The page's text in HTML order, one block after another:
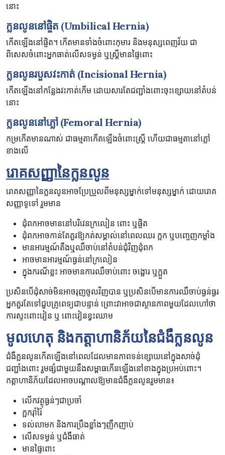
នោះ
ក្លនលូន​នៅ​ផ្ចិត (Umbilical Hernia)
កើត​ឡើង​នៅ​ផ្ចិត។ កើត​មាន​ទាំង​ចំពោះ​កុមារ និង​មនុស្ស​ពេញវ័យ ជា
ពិសេស​ចំពោះ​អ្នក​ធាត់​លើស​ទម្ងន់ ឬ​ស្ត្រី​មាន​ផ្ទៃពោះ
ក្លនលូនរបួសវះកាត់ (Incisional Hernia)
កើត​ឡើង​នៅ​កន្លែង​វះកាត់​កើម ដោយសារ​តែ​ជញ្ជាំង​ពោះ​ចុះខ្សោយ​នៅ​តំបន់​
នោះ
ក្លនលូន​នៅ​ភ្លៅ (Femoral Hernia)
កម្រ​កើត​មាន​ណាស់ ជាធម្មតា​កើត​ឡើង​ចំពោះ​ស្ត្រី ហើយ​ជាធម្មតា​នៅ​ភ្លៅ​
ខាងលើ
រោគសញ្ញា​នៃ​ក្លនលូន
រោគសញ្ញា​នៃ​ក្លនលូន​អាច​ប្រែប្រួល​ពី​មនុស្ស​ម្នាក់​ទៅ​មនុស្ស​ម្នាក់ ដោយរោគ
សញ្ញា​ទូទៅ​ រួមមាន​
ដុំពកអាចមាននៅបរិវេនក្រលៀន ពោះ ឬផ្ចិត
ដុំពកអាចកាន់តែគួរឱ្យកត់សម្គាល់នៅពេលឈរ ក្អក ឬបញ្ចេញកម្លាំង
មានអារម្មណ៍តឹងឬឈឺចាប់នៅតំបន់ជុំវិញដុំពក
អាចមានអារម្មណ៍ធ្ងន់នៅក្រលៀន
ក្នុងករណីខ្លះ អាចមានការឈឺចាប់ពោះ ចង្អោរ ឬក្អួត
ប្រសិនបើដុំសាច់មិនអាចរុញចូលវិញបាន ឬប្រសិនបើមានការឈឺចាប់ធ្ងន់ធ្ងរ
អ្នកគួរតែទៅជួបគ្រូពេទ្យជាបន្ទាន់ ព្រោះវាអាចជាស្ថានភាពមួយដែលហៅថា
ការស្ទះពោះវៀន ឬ ពោះវៀនខ្វះឈាម
មូលហេតុ និងកត្តាហានិភ័យនៃជំងឺក្លនលូន
ជំងឺក្លនលូនកើតឡើងនៅពេលដែលមានភាពទន់ខ្សោយនៅក្នុងសាច់ដុំ
ជញ្ជាំងពោះ រួមផ្សំជាមួយនឹងសម្ពាធកើនឡើងនៅខាងក្នុងប្រអប់ពោះ។
កត្តាហានិភ័យដែលអាចបណ្តាលឱ្យមានជំងឺក្លនលូនរួមមាន៖
លើកវត្ថុធ្ងន់ៗជាប្រចាំ
ក្អករ៉ាំរ៉ៃ
ទល់លាមក និងការប្រឹងខ្លាំងៗញឹកញាប់
លើសទម្ងន់ ឬជំងឺធាត់
មានផ្ទៃពោះ